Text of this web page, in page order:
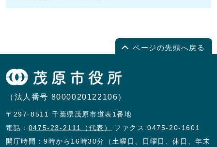
ページの先頭へ戻る
（法人番号 8000020122106）
〒297-8511 千葉県茂原市道表1番地
電話： 0475-23-2111（代表）
ファクス:0475-20-1601
開庁時間：9時から16時30分（土曜日、日曜日、休日、年末